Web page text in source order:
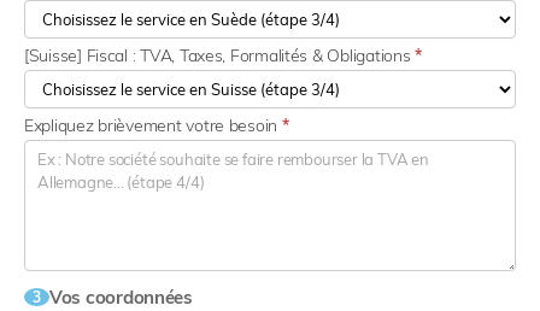
[Suisse] Fiscal : TVA, Taxes, Formalités & Obligations*
Expliquez brièvement votre besoin *
3 Vos coordonnées